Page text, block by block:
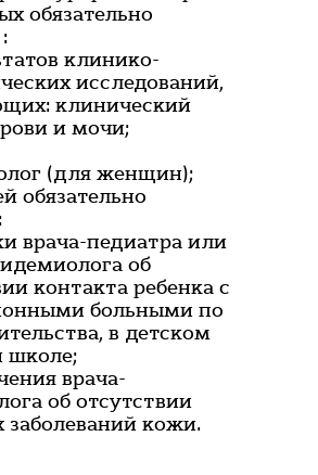
обязательно
клинико-
исследований,
клинический
и мочи;
(для женщин);
обязательно
врача-педиатра или
об
контакта ребенка с
больными по
в детском
школе;
врача-
об отсутствии
заболеваний кожи.